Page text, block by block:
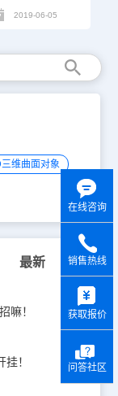
2019-06-05
维曲面对象
最新
嘛！
！
在线咨询
销售热线
获取报价
问答社区